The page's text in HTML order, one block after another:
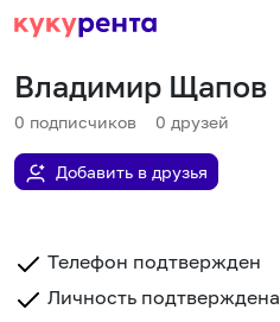
Владимир Щапов
0 подписчиков 0 друзей
Добавить в друзья
Телефон подтвержден
Личность подтверждена